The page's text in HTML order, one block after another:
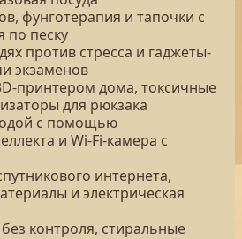
фунготерапия и тапочки с
по песку
против стресса и гаджеты-
экзаменов
принтером дома, токсичные
для рюкзака
с помощью
и Wi-Fi-камера с
интернета,
и электрическая
контроля, стиральные